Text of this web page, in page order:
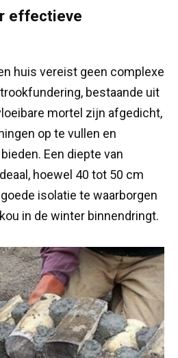
effectieve
huis vereist geen complexe
bestaande uit
mortel zijn afgedicht,
op te vullen en
Een diepte van
hoewel 40 tot 50 cm
isolatie te waarborgen
in de winter binnendringt.